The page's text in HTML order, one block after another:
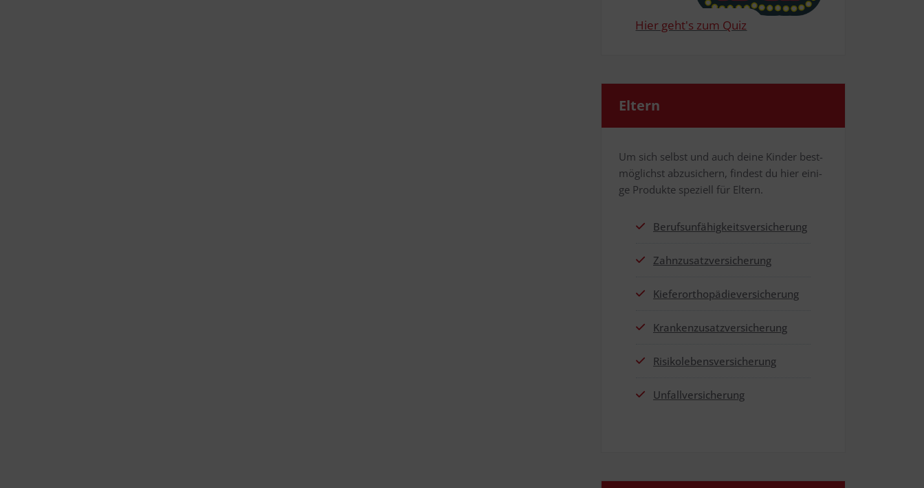
Hier geht's zum Quiz
Eltern
Um sich selbst und auch dei­ne Kin­der best­
mög­lichst abzu­si­chern, fin­dest du hier eini­
ge Pro­duk­te spe­zi­ell für Eltern.
Berufs­un­fä­hig­keits­ver­si­che­rung
Zahn­zu­satz­ver­si­che­rung
Kie­fer­or­tho­pä­die­ver­si­che­rung
Kran­ken­zu­satz­ver­si­che­rung
Risi­ko­le­bens­ver­si­che­rung
Unfall­ver­si­che­rung